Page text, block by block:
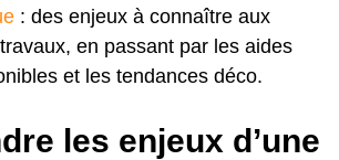
: des enjeux à connaître aux
en passant par les aides
et les tendances déco.
les enjeux d’une